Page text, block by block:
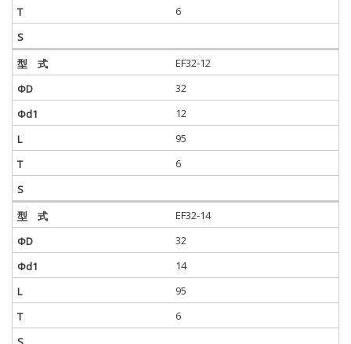
6
EF32-12
32
12
95
6
EF32-14
32
14
95
6